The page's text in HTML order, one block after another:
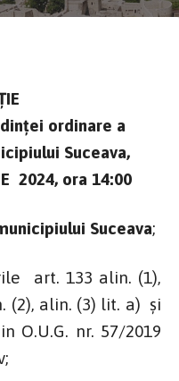
ordinare a
Suceava,
2024, ora 14:00
Suceava;
art. 133 alin. (1),
(2), alin. (3) lit. a) şi
nr. 57/2019